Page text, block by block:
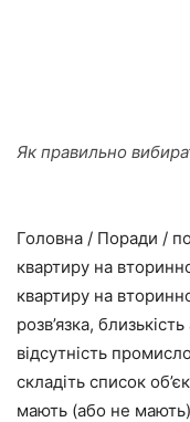
Як правильно
Головна / Поради /
квартиру на
квартиру на
розв’язка,
відсутність
складіть список
мають (або не